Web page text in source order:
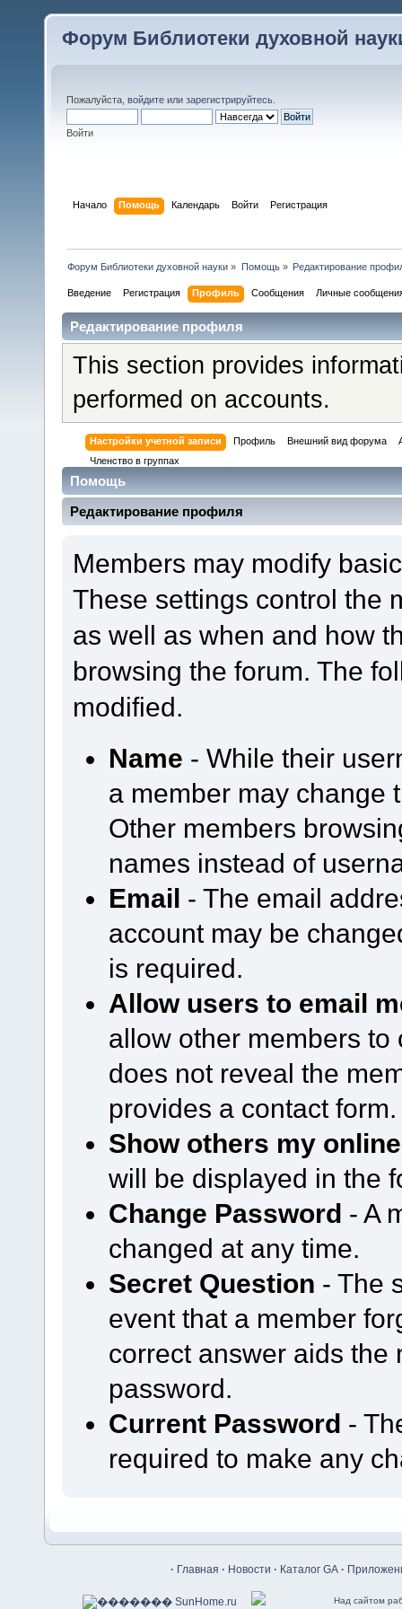
Форум Библиотеки духовной
Пожалуйста, войдите или зарегистрируйтесь
Войти
Начало Помощь Календарь Войти Регистрация
Форум Библиотеки духовной науки » Помощь» Редактирование
Введение Регистрация Профиль Сообщения Личные
Редактирование профиля
This section provides
performed on accounts.
Настройки учетной записи Профиль Внешний вид форума
Членство в группах
Помощь
Редактирование профиля
Members may modify
These settings control the
as well as when and how
browsing the forum. The
modified.
Name - While their
a member may change
Other members
names instead of
Email - The email
account may be
is required.
Allow users to email
allow other members to
does not reveal the
provides a contact form.
Show others my
will be displayed in the
Change Password - A
changed at any time.
Secret Question - The
event that a member
correct answer aids the
password.
Current Password -
required to make any
· Главная · Новости · Каталог GA ·
Над сайтом